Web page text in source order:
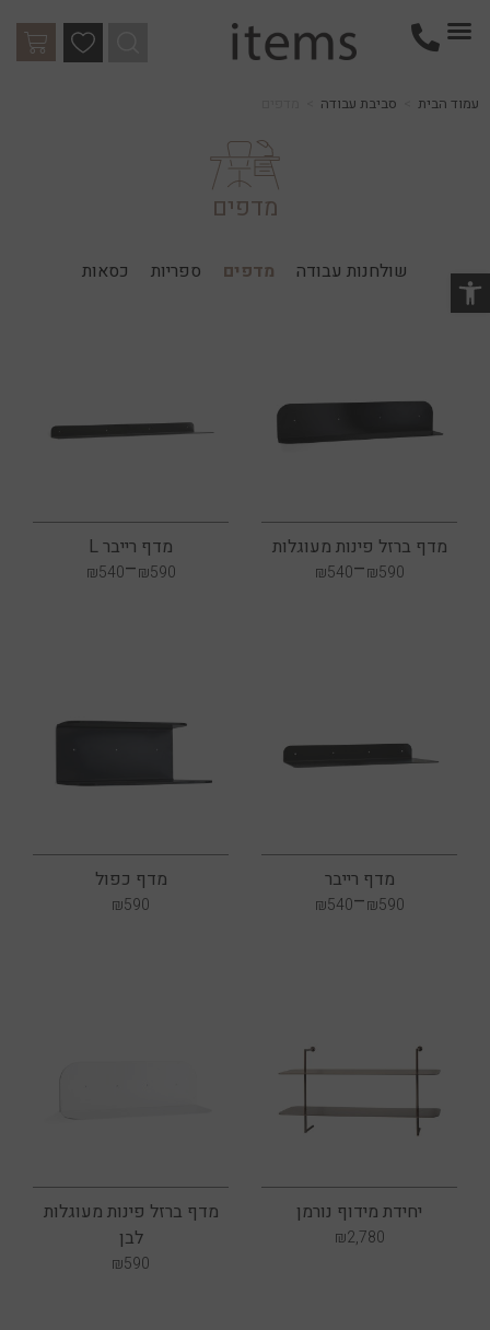
עמוד הבית סביבת עבודה
מדפים
שולחנות עבודה מדפים ספריות כסאות
מדף ברזל פינות מעוגלות
₪540–₪590
מדף רייבר L
₪540–₪590
מדף רייבר
₪540–₪590
מדף כפול
₪590
יחידת מידוף נורמן
₪2,780
מדף ברזל פינות מעוגלות
לבן
₪590